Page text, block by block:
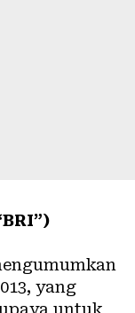
yang
untuk